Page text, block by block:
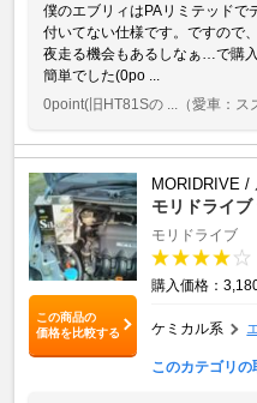
僕のエブリィはPAリミテッドで
付いてない仕様です。ですので
夜走る機会もあるしなぁ…で購
簡単でした(0po ...
0point(旧HT81Sの ...
（愛車：ス
この商品の
価格を比較する
MORIDRIVE /
モリドライ
モリドライブ
購入価格：
ケミカル系
このカテゴリ